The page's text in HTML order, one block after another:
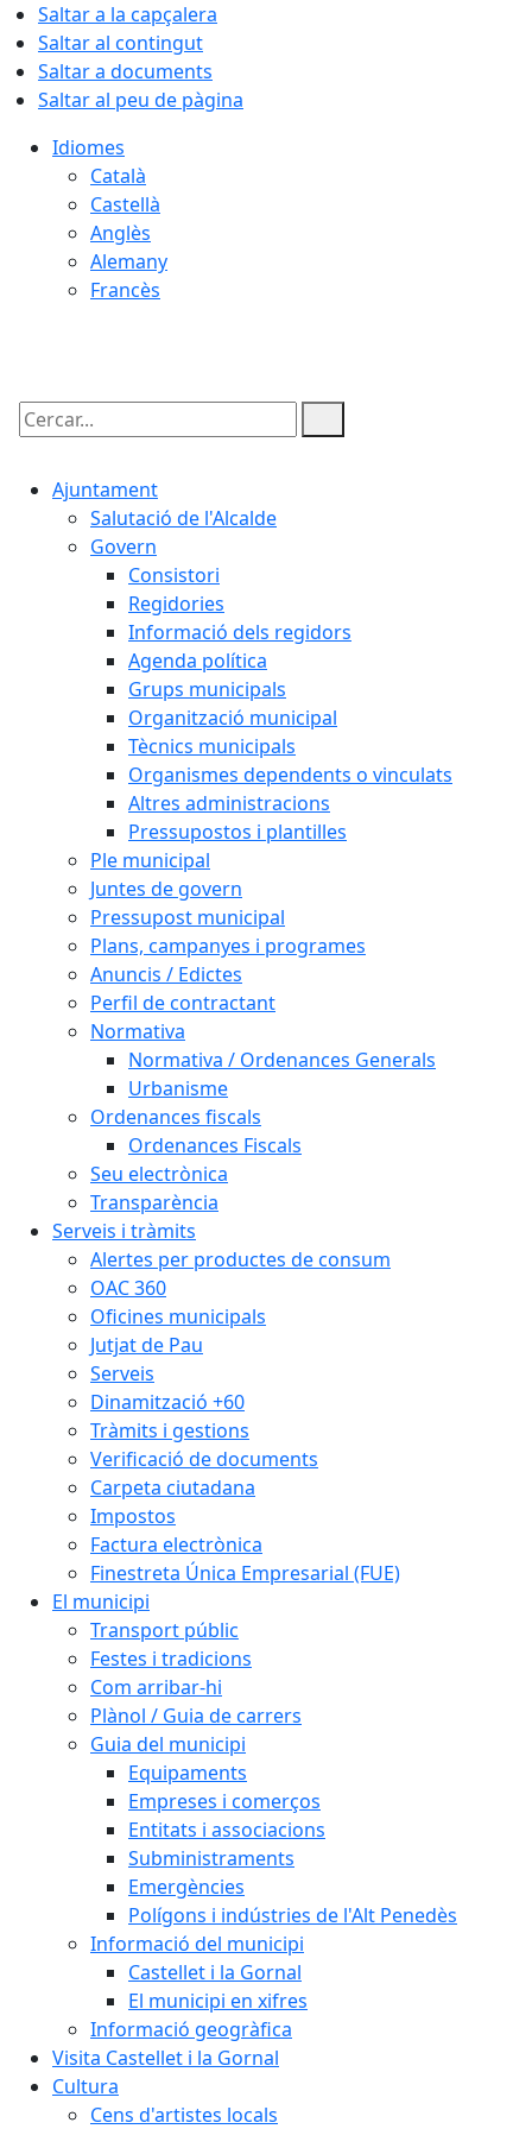
Saltar a la capçalera
Saltar al contingut
Saltar a documents
Saltar al peu de pàgina
Idiomes
Català
Castellà
Anglès
Alemany
Francès
Cercar:
Ajuntament
Salutació de l'Alcalde
Govern
Consistori
Regidories
Informació dels regidors
Agenda política
Grups municipals
Organització municipal
Tècnics municipals
Organismes dependents o vinculats
Altres administracions
Pressupostos i plantilles
Ple municipal
Juntes de govern
Pressupost municipal
Plans, campanyes i programes
Anuncis / Edictes
Perfil de contractant
Normativa
Normativa / Ordenances Generals
Urbanisme
Ordenances fiscals
Ordenances Fiscals
Seu electrònica
Transparència
Serveis i tràmits
Alertes per productes de consum
OAC 360
Oficines municipals
Jutjat de Pau
Serveis
Dinamització +60
Tràmits i gestions
Verificació de documents
Carpeta ciutadana
Impostos
Factura electrònica
Finestreta Única Empresarial (FUE)
El municipi
Transport públic
Festes i tradicions
Com arribar-hi
Plànol / Guia de carrers
Guia del municipi
Equipaments
Empreses i comerços
Entitats i associacions
Subministraments
Emergències
Polígons i indústries de l'Alt Penedès
Informació del municipi
Castellet i la Gornal
El municipi en xifres
Informació geogràfica
Visita Castellet i la Gornal
Cultura
Cens d'artistes locals